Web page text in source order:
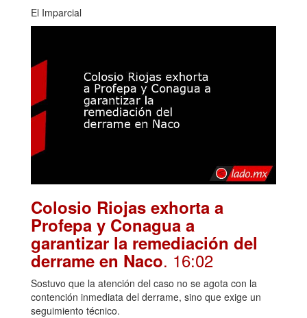
El Imparcial
Colosio Riojas exhorta a
Profepa y Conagua a
garantizar la remediación del
derrame en Naco. 16:02
Sostuvo que la atención del caso no se agota con la
contención inmediata del derrame, sino que exige un
seguimiento técnico.